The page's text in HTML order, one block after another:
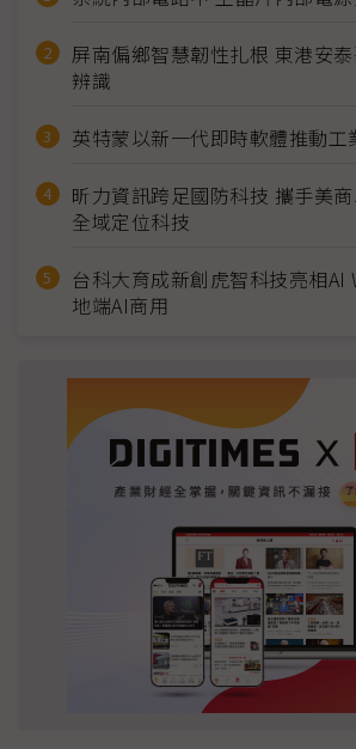
屏南偏鄉智慧韌性扎根 東港安
辨識
英特蒙以新一代即時軟體推動工
昕力資訊跨足國防科技 攜手美
全域定位科技
台科大育成新創虎智科技亮相AI
地端AI商用